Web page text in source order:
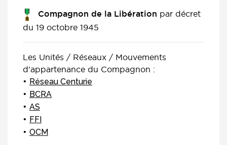
Compagnon de la Libération par décret
du 19 octobre 1945
Les Unités / Réseaux / Mouvements
d'appartenance du Compagnon :
Réseau Centurie
BCRA
AS
FFI
OCM